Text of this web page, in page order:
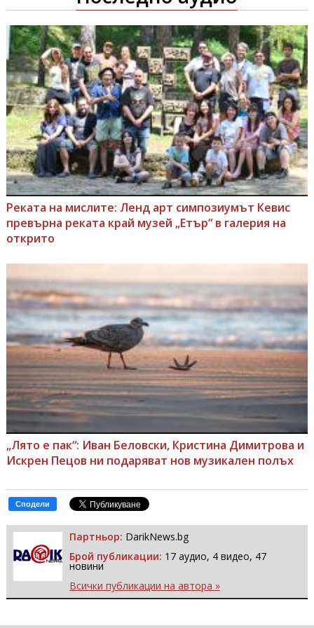
Реката на мислите: Ленд арт симпозиумът Кевис
превърна реката край музей „Етър“ в галерия на
открито
„Лято е пак“: Иван Беловски, Кристина Димитрова и
Искрен Пецов ни подаряват нов музикален полъх
Сподели
Партньор: DarikNews.bg
Брой публикации: 17 аудио, 4 видео, 47
новини
Всички публикации на автора »